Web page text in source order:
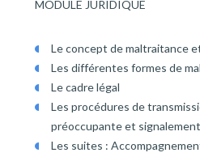
MODULE JURIDIQUE
Le concept de maltraitance
Les différentes formes de
Le cadre légal
Les procédures de
préoccupante et
Les suites :